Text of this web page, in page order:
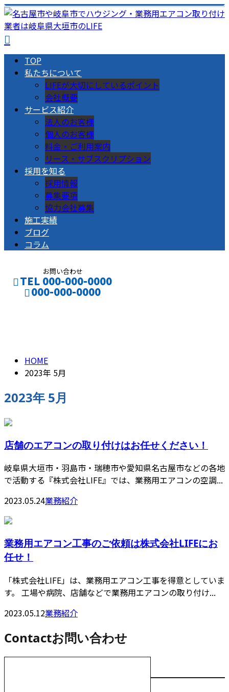
TOP
私たちについて
LIFEが大切にしているポイント
会社概要
サービス紹介
法人のお客様
個人のお客様
料金・ご利用案内
リース・サブスクリプション
採用を知る
採用情報
募集要項
協力会社募集
施工実績
ブログ
コラム
お問い合わせ
TEL 000-000-0000
000-000-0000
HOME
2023年 5月
2023年 5月
店舗のエアコンの取り付けはお任せください！
岐阜県大垣市・羽島市・瑞穂市や愛知県名古屋市などの各地
で活動する『株式会社LIFE』では、業務用エアコンの空調...
2023.05.24業務紹介
業務用エアコン工事のご依頼は株式会社LIFEにお
任せ！
「株式会社LIFE」は、業務用エアコン工事を得意としていま
す。 工場や病院、店舗などで業務用エアコンの取り付け...
2023.05.12業務紹介
Contactお問い合わせ